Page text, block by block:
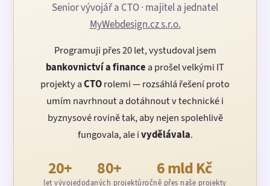
Senior vývojář a CTO · majitel a jednatel
MyWebdesign.cz s.r.o.
Programuji přes 20 let, vystudoval jsem
bankovnictví a finance a prošel velkými IT
projekty aCTOrolemi — rozsáhlá řešení proto
umím navrhnout a dotáhnout v technické i
byznysové rovině tak, aby nejen spolehlivě
fungovala, ale ivydělávala.
20+
let vývoje
80+
dodaných projektů
6 mld Kč
ročně přes naše projekty